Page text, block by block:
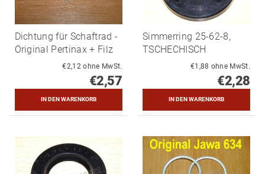
Dichtung für Schaftrad -
Original Pertinax + Filz
€2,12 ohne MwSt.
€2,57
Simmerring 25-62-8,
TSCHECHISCH
€1,88 ohne MwSt.
€2,28